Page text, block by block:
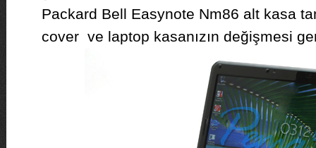
Packard Bell Easynote Nm86 alt kasa
cover ve laptop kasanızın değişmesi